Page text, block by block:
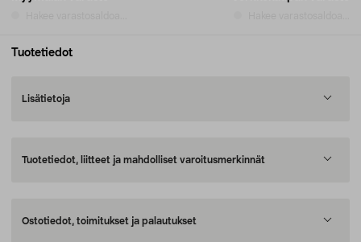
Tuotetiedot
Lisätietoja
Tuotetiedot, liitteet ja mahdolliset varoitusmerkinnät
Ostotiedot, toimitukset ja palautukset